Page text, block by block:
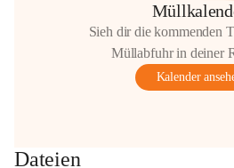
Wartungsarbeiten
Sieh dir die kommenden
Müllabfuhr in deiner
Kalender
Dateien